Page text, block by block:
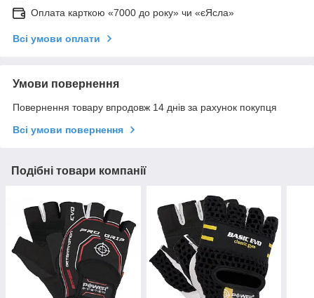
Оплата карткою «7000 до року» чи «єЯсла»
Всі умови оплати
Умови повернення
Повернення товару впродовж 14 днів за рахунок покупця
Всі умови повернення
Подібні товари компанії